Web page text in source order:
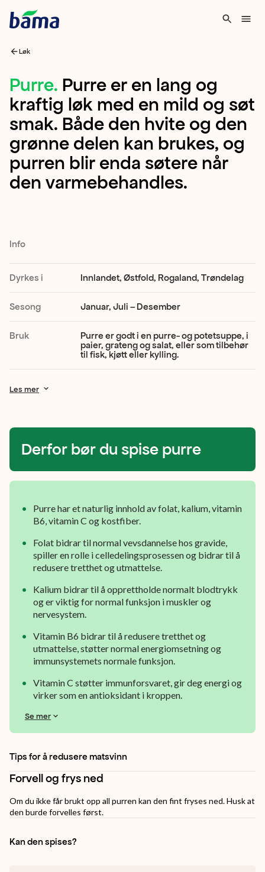
Løk
Purre
Purre
er
en
lang
og
med
en
mild
og
søt
smak.
hvite
den
grønne
delen
brukes,
purren
enda
søtere
når
varmebehandles.
Purre. Purre er en lang og
kraftig løk med en mild og søt
smak. Både den hvite og den
grønne delen kan brukes, og
purren blir enda søtere når
den varmebehandles.
Info
Dyrkes i Innlandet, Østfold, Rogaland, Trøndelag
Sesong Januar, Juli – Desember
Bruk
Purre er godt i en purre- og potetsuppe, i
paier, grateng og salat, eller som tilbehør
til fisk, kjøtt eller kylling.
Les mer
Derfor bør du spise purre
Purre har et naturlig innhold av folat, kalium, vitamin
B6, vitamin C og kostfiber.
Folat bidrar til normal vevsdannelse hos gravide,
spiller en rolle i celledelingsprosessen og bidrar til å
redusere tretthet og utmattelse.
Kalium bidrar til å opprettholde normalt blodtrykk
og er viktig for normal funksjon i muskler og
nervesystem.
Vitamin B6 bidrar til å redusere tretthet og
utmattelse, støtter normal energiomsetning og
immunsystemets normale funksjon.
Vitamin C støtter immunforsvaret, gir deg energi og
virker som en antioksidant i kroppen.
Se mer
Tips for å redusere matsvinn
Forvell og frys ned
Om du ikke får brukt opp all purren kan den fint fryses ned. Husk at
den burde forvelles først.
Kan den spises?